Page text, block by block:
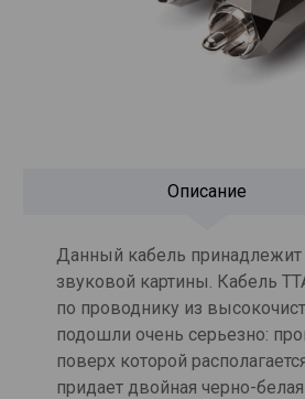
Описание
Данный кабель принадлежит
звуковой картины. Кабель
по проводнику из
подошли очень серьезно:
поверх которой
придает двойная черно-